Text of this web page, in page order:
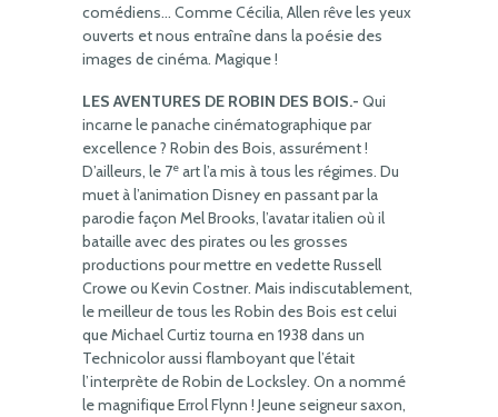
comédiens… Comme Cécilia, Allen rêve les yeux
ouverts et nous entraîne dans la poésie des
images de cinéma. Magique !
LES AVENTURES DE ROBIN DES BOIS.- Qui
incarne le panache cinématographique par
excellence ? Robin des Bois, assurément !
D’ailleurs, le 7e art l’a mis à tous les régimes. Du
muet à l’animation Disney en passant par la
parodie façon Mel Brooks, l’avatar italien où il
bataille avec des pirates ou les grosses
productions pour mettre en vedette Russell
Crowe ou Kevin Costner. Mais indiscutablement,
le meilleur de tous les Robin des Bois est celui
que Michael Curtiz tourna en 1938 dans un
Technicolor aussi flamboyant que l’était
l’interprète de Robin de Locksley. On a nommé
le magnifique Errol Flynn ! Jeune seigneur saxon,